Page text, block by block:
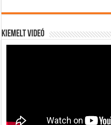
Kiemelt videó